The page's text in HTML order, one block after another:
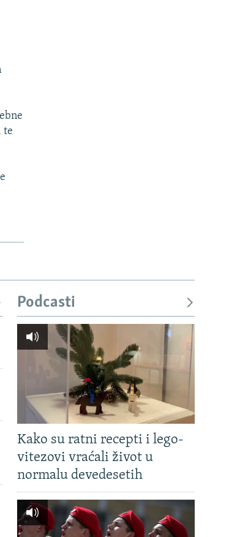
te
Podcasti
Kako su ratni recepti i lego-
vitezovi vraćali život u
normalu devedesetih